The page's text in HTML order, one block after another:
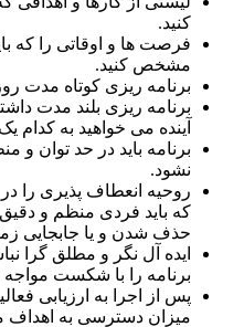
فرصت ها و اوقاتى را که
مشخص کنید.
برنامه ریزی کوتاه مدت روزانه
برنامه ریزی بلند مدت داشته
آینده می خواهید به کدام یک از
برنامه باید در حد توان و
نشود.
روحیه انعطاف پذیری را در
که باید فردی منظم و دقیق
حذف شدن و یا جابجایی زمان
ایده آل نگر و مطلق گرا
برنامه را با شکست مواجه می
پس از اجرا به ارزیابى فعالیت
میزان دسترسى به اهداف